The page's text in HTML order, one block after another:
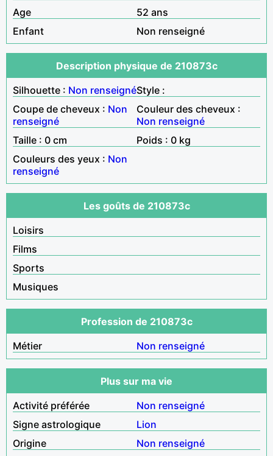
Age
52 ans
Enfant
Non renseigné
Description physique de 210873c
Silhouette : Non renseignéStyle :
Coupe de cheveux : Non
renseigné
Couleur des cheveux :
Non renseigné
Taille : 0 cm
Poids : 0 kg
Couleurs des yeux : Non
renseigné
Les goûts de 210873c
Loisirs
Films
Sports
Musiques
Profession de 210873c
Métier
Non renseigné
Plus sur ma vie
Activité préférée
Non renseigné
Signe astrologique
Lion
Origine
Non renseigné